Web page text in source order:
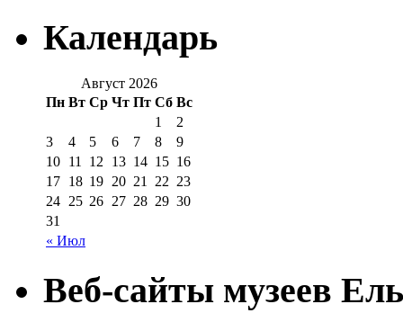
Календарь
Август 2026
Пн Вт Ср Чт Пт Сб Вс
« Июл
1
2
3
4 5 6 7 8
9
10 11 12 13 14 15 16
17 18 19 20 21 22 23
24 25 26 27 28 29 30
31
Веб-сайты музеев